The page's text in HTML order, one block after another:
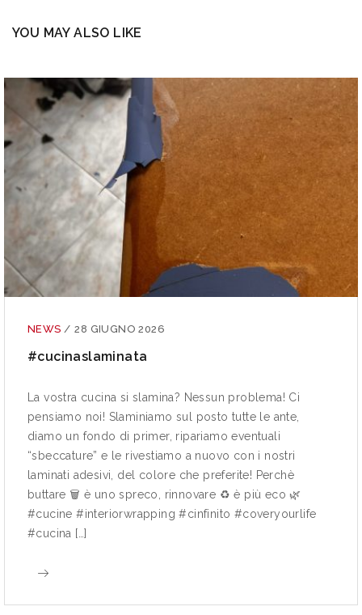
YOU MAY ALSO LIKE
NEWS / 28 GIUGNO 2026
#cucinaslaminata
La vostra cucina si slamina? Nessun problema! Ci
pensiamo noi! Slaminiamo sul posto tutte le ante,
diamo un fondo di primer, ripariamo eventuali
“sbeccature” e le rivestiamo a nuovo con i nostri
laminati adesivi, del colore che preferite! Perchè
buttare 🗑 è uno spreco, rinnovare ♻ è più eco 🌿
#cucine #interiorwrapping #cinfinito #coveryourlife
#cucina […]